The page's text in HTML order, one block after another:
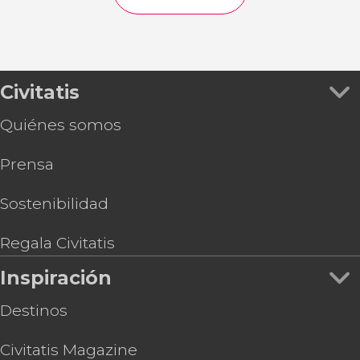
Civitatis
Quiénes somos
Prensa
Sostenibilidad
Regala Civitatis
Inspiración
Destinos
Civitatis Magazine